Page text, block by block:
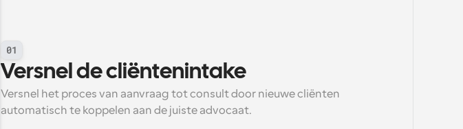
01
Versnel de cliëntenintake
Versnel het proces van aanvraag tot consult door nieuwe cliënten
automatisch te koppelen aan de juiste advocaat.